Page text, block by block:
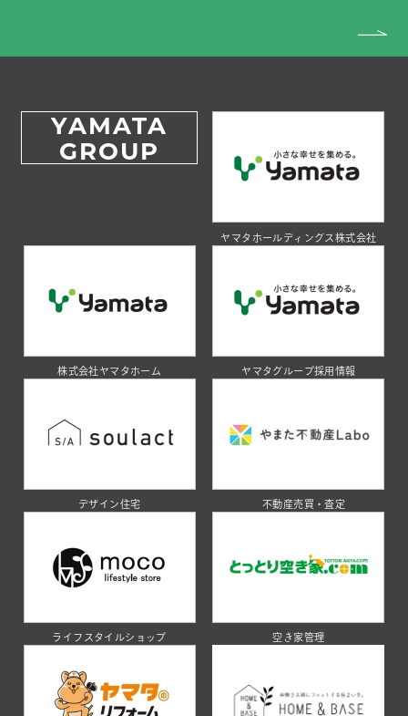
YAMATA
GROUP
ヤマタホールディングス株式会社
株式会社ヤマタホーム ヤマタグループ採用情報
デザイン住宅 不動産売買・査定
ライフスタイルショップ 空き家管理